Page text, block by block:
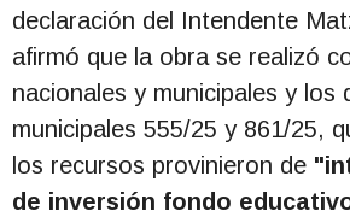
declaración del Intendente
afirmó que la obra se realizó
nacionales y municipales y los
municipales 555/25 y 861/25,
los recursos provinieron de
de inversión fondo